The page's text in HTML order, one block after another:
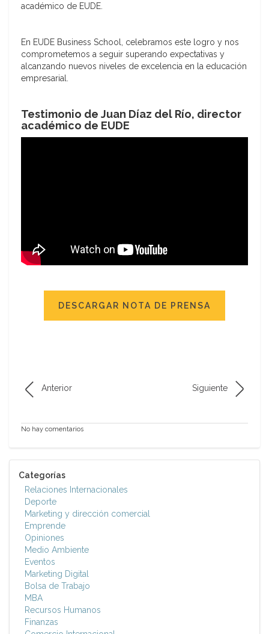
académico de EUDE.
En EUDE Business School, celebramos este logro y nos
comprometemos a seguir superando expectativas y
alcanzando nuevos niveles de excelencia en la educación
empresarial.
Testimonio de Juan Díaz del Río, director
académico de EUDE
DESCARGAR NOTA DE PRENSA
Anterior Siguiente
No hay comentarios
Categorías
Relaciones Internacionales
Deporte
Marketing y dirección comercial
Emprende
Opiniones
Medio Ambiente
Eventos
Marketing Digital
Bolsa de Trabajo
MBA
Recursos Humanos
Finanzas